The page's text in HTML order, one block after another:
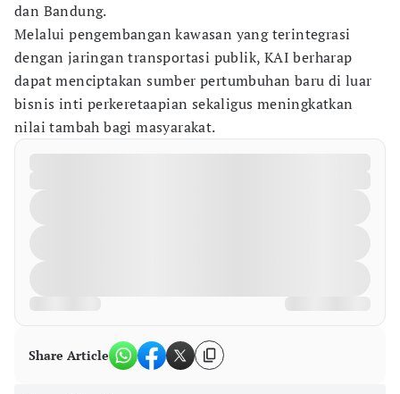
dan Bandung.
Melalui pengembangan kawasan yang terintegrasi
dengan jaringan transportasi publik, KAI berharap
dapat menciptakan sumber pertumbuhan baru di luar
bisnis inti perkeretaapian sekaligus meningkatkan
nilai tambah bagi masyarakat.
Share Article